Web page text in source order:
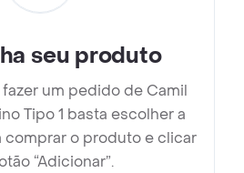
seu produto
um pedido de Camil
Tipo 1 basta escolher a
comprar o produto e clicar
“Adicionar”.